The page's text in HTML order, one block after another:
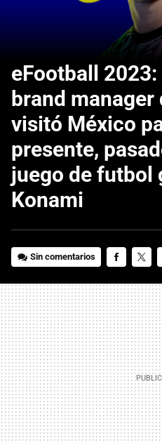
eFootball 2023:
brand manager
visitó México
presente,
juego de futbol
Konami
Sin comentarios